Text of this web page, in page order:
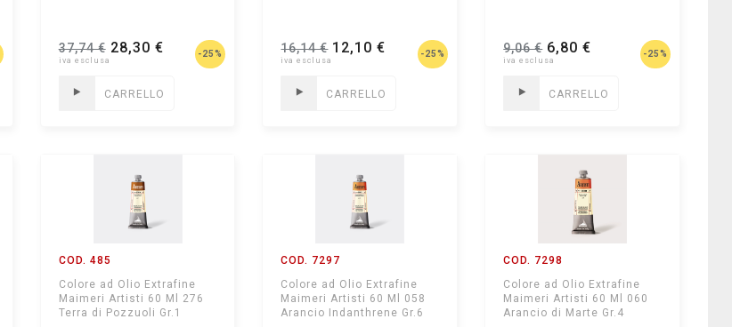
37,74 €28,30 € -25%
CARRELLO
16,14 €12,10 € -25%
CARRELLO
9,06 €6,80 € -25%
CARRELLO
COD. 485
Colore ad Olio Extrafine
Maimeri Artisti 60 Ml 276
Terra di Pozzuoli Gr.1
COD. 7297
Colore ad Olio Extrafine
Maimeri Artisti 60 Ml 058
Arancio Indanthrene Gr.6
COD. 7298
Colore ad Olio Extrafine
Maimeri Artisti 60 Ml 060
Arancio di Marte Gr.4